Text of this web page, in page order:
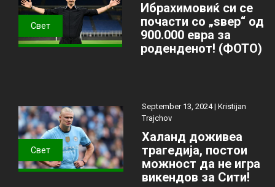
Свет
Ибрахимовиќ си се
почасти со „ѕвер“ од
900.000 евра за
роденденот! (ФОТО)
Свет
September 13, 2024 | Kristijan
Trajchov
Халанд доживеа
трагедија, постои
можност да не игра
викендов за Сити!